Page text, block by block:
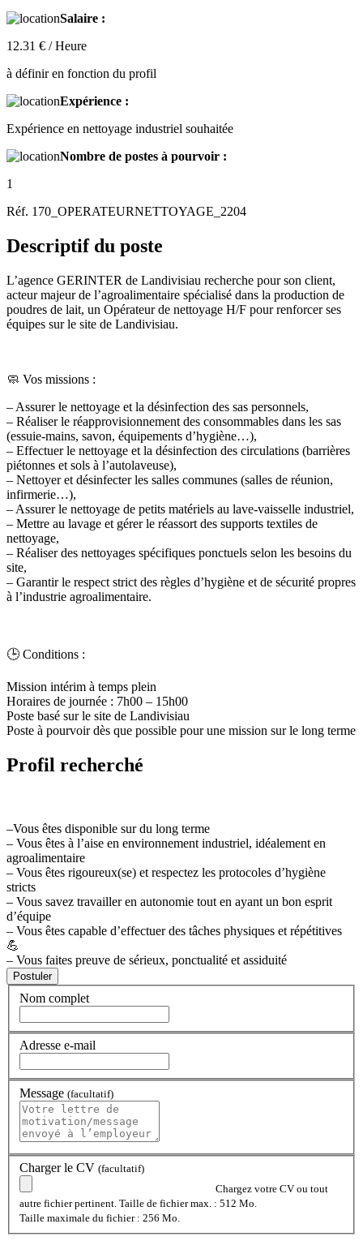
Salaire :
12.31 € / Heure
à définir en fonction du profil
Expérience :
Expérience en nettoyage industriel souhaitée
Nombre de postes à pourvoir :
1
Réf. 170_OPERATEURNETTOYAGE_2204
Descriptif du poste
L’agence GERINTER de Landivisiau recherche pour son client,
acteur majeur de l’agroalimentaire spécialisé dans la production de
poudres de lait, un Opérateur de nettoyage H/F pour renforcer ses
équipes sur le site de Landivisiau.
🧼 Vos missions :
– Assurer le nettoyage et la désinfection des sas personnels,
– Réaliser le réapprovisionnement des consommables dans les sas
(essuie-mains, savon, équipements d’hygiène…),
– Effectuer le nettoyage et la désinfection des circulations (barrières
piétonnes et sols à l’autolaveuse),
– Nettoyer et désinfecter les salles communes (salles de réunion,
infirmerie…),
– Assurer le nettoyage de petits matériels au lave-vaisselle industriel,
– Mettre au lavage et gérer le réassort des supports textiles de
nettoyage,
– Réaliser des nettoyages spécifiques ponctuels selon les besoins du
site,
– Garantir le respect strict des règles d’hygiène et de sécurité propres
à l’industrie agroalimentaire.
🕒 Conditions :
Mission intérim à temps plein
Horaires de journée : 7h00 – 15h00
Poste basé sur le site de Landivisiau
Poste à pourvoir dès que possible pour une mission sur le long terme
Profil recherché
–Vous êtes disponible sur du long terme
– Vous êtes à l’aise en environnement industriel, idéalement en
agroalimentaire
– Vous êtes rigoureux(se) et respectez les protocoles d’hygiène
stricts
– Vous savez travailler en autonomie tout en ayant un bon esprit
d’équipe
– Vous êtes capable d’effectuer des tâches physiques et répétitives
💪
– Vous faites preuve de sérieux, ponctualité et assiduité
Nom complet
Adresse e-mail
Message (facultatif)
Charger le CV (facultatif)
Chargez votre CV ou tout
autre fichier pertinent. Taille de fichier max. : 512 Mo.
Taille maximale du fichier : 256 Mo.